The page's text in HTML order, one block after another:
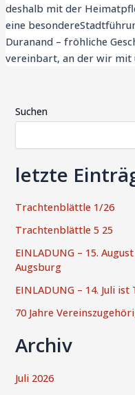
deshalb mit der
eine
Duranand – fröhliche
vereinbart, an der wir mit
Suchen
letzte
Trachtenblättle 1/26
Trachtenblättle 5 25
EINLADUNG – 15.
Augsburg
EINLADUNG – 14. Juli
70 Jahre
Archiv
Juli 2026